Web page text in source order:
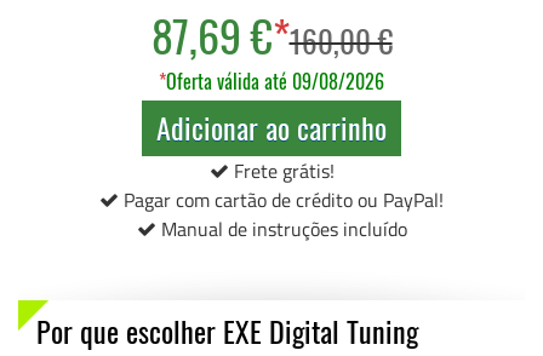
87,69 €*160,00 €
*Oferta válida até 09/08/2026
Adicionar ao carrinho
Frete grátis!
Pagar com cartão de crédito ou PayPal!
Manual de instruções incluído
Por que escolher EXE Digital Tuning